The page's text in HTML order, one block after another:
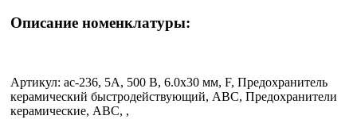
Описание номенклатуры:
Артикул: ac-236, 5А, 500 В, 6.0х30 мм, F, Предохранитель
керамический быстродействующий, ABC, Предохранители
керамические, ABC, ,